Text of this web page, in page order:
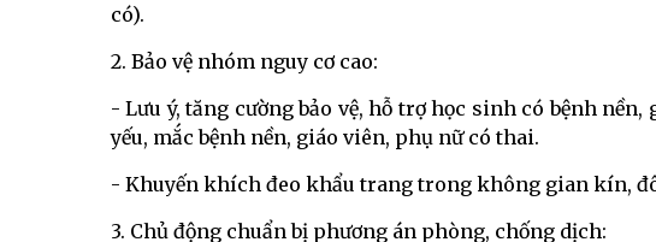
có).
2. Bảo vệ nhóm nguy cơ cao:
- Lưu ý, tăng cường bảo vệ, hỗ trợ học sinh có bệnh
yếu, mắc bệnh nền, giáo viên, phụ nữ có thai.
- Khuyến khích đeo khẩu trang trong không gian kín,
3. Chủ động chuẩn bị phương án phòng, chống dịch: